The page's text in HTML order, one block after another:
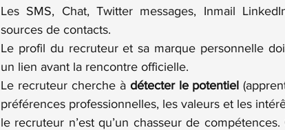
Les SMS, Chat, Twitter messages, Inmail
sources de contacts.
Le profil du recruteur et sa marque personnelle
un lien avant la rencontre officielle.
Le recruteur cherche à détecter le potentiel
préférences professionnelles, les valeurs et les
le recruteur n’est qu’un chasseur de